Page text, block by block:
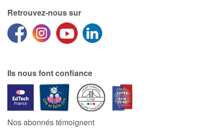
Retrouvez-nous sur
Ils nous font confiance
Nos abonnés témoignent